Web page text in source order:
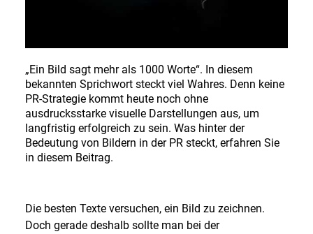
EN
Deutsch
English
„Ein Bild sagt mehr als 1000 Worte“. In diesem
bekannten Sprichwort steckt viel Wahres. Denn keine
PR-Strategie kommt heute noch ohne
ausdrucksstarke visuelle Darstellungen aus, um
langfristig erfolgreich zu sein. Was hinter der
Bedeutung von Bildern in der PR steckt, erfahren Sie
in diesem Beitrag.
Die besten Texte versuchen, ein Bild zu zeichnen.
Doch gerade deshalb sollte man bei der